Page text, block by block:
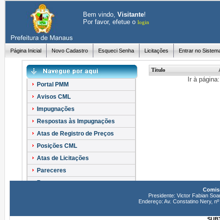
Bem vindo, Visitante!
Por favor, efetue o login
Página Inicial Novo Cadastro Esqueci Senha Licitações Entrar no
Portal PMM
Avisos CML
Impugnações
Respostas às Impugnações
Atas de Registro de Preços
Posições CML
Atas de Licitações
Pareceres
Recursos
Título
Ir à
Presidente: Victor Fabian
Endereço: Av. Constatino Nery,